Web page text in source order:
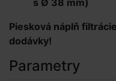
s Ø 38 mm)
Piesková náplň
dodávky!
Parametry